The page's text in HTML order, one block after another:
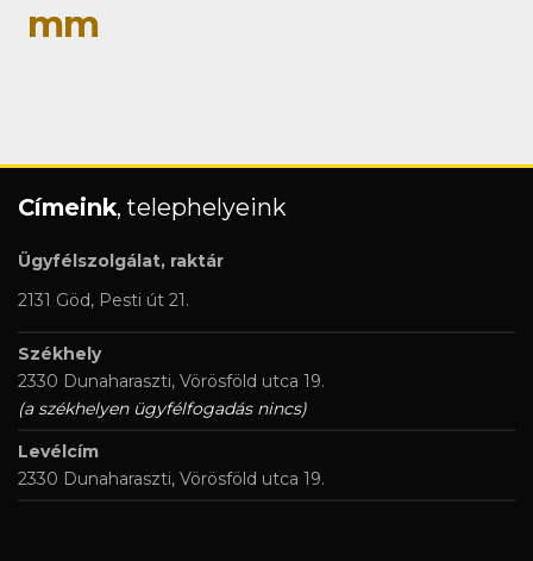
mm
Címeink, telephelyeink
Ügyfélszolgálat, raktár
2131 Göd, Pesti út 21.
Székhely
2330 Dunaharaszti, Vörösföld utca 19.
(a székhelyen ügyfélfogadás nincs)
Levélcím
2330 Dunaharaszti, Vörösföld utca 19.